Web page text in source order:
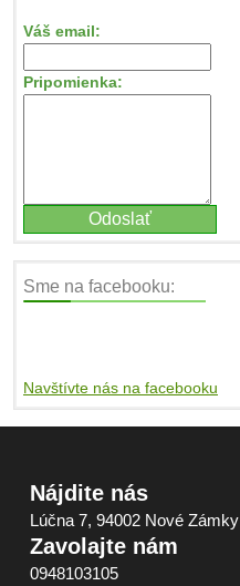
Váš email:
Pripomienka:
Sme na facebooku:
Navštívte nás na facebooku
Nájdite nás
Lúčna 7, 94002 Nové Zámky
Zavolajte nám
0948103105